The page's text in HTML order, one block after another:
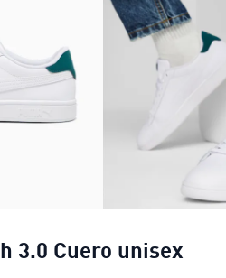
3.0 Cuero unisex